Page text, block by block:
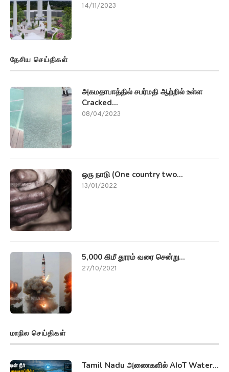
14/11/2023
தேசிய செய்திகள்
அகமதாபாத்தில் சபர்மதி ஆற்றில் உள்ள
Cracked...
08/04/2023
ஒரு நாடு (One country two...
13/01/2022
5,000 கிமீ தூரம் வரை சென்று...
27/10/2021
மாநில செய்திகள்
Tamil Nadu அணைகளில் AIoT Water...